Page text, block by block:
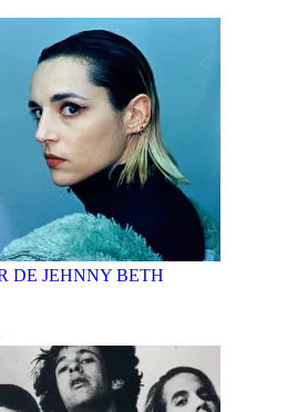
DE JEHNNY BETH